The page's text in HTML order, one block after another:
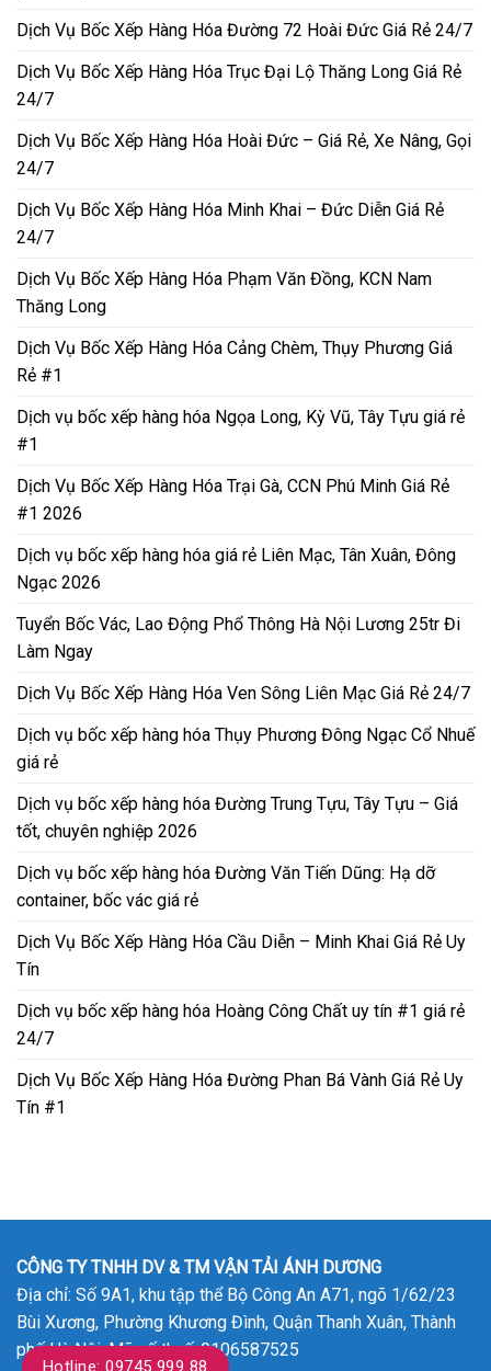
Dịch Vụ Bốc Xếp Hàng Hóa Đường 72 Hoài Đức Giá Rẻ 24/7
Dịch Vụ Bốc Xếp Hàng Hóa Trục Đại Lộ Thăng Long Giá Rẻ
24/7
Dịch Vụ Bốc Xếp Hàng Hóa Hoài Đức – Giá Rẻ, Xe Nâng, Gọi
24/7
Dịch Vụ Bốc Xếp Hàng Hóa Minh Khai – Đức Diễn Giá Rẻ
24/7
Dịch Vụ Bốc Xếp Hàng Hóa Phạm Văn Đồng, KCN Nam
Thăng Long
Dịch Vụ Bốc Xếp Hàng Hóa Cảng Chèm, Thụy Phương Giá
Rẻ #1
Dịch vụ bốc xếp hàng hóa Ngọa Long, Kỳ Vũ, Tây Tựu giá rẻ
#1
Dịch Vụ Bốc Xếp Hàng Hóa Trại Gà, CCN Phú Minh Giá Rẻ
#1 2026
Dịch vụ bốc xếp hàng hóa giá rẻ Liên Mạc, Tân Xuân, Đông
Ngạc 2026
Tuyển Bốc Vác, Lao Động Phổ Thông Hà Nội Lương 25tr Đi
Làm Ngay
Dịch Vụ Bốc Xếp Hàng Hóa Ven Sông Liên Mạc Giá Rẻ 24/7
Dịch vụ bốc xếp hàng hóa Thụy Phương Đông Ngạc Cổ Nhuế
giá rẻ
Dịch vụ bốc xếp hàng hóa Đường Trung Tựu, Tây Tựu – Giá
tốt, chuyên nghiệp 2026
Dịch vụ bốc xếp hàng hóa Đường Văn Tiến Dũng: Hạ dỡ
container, bốc vác giá rẻ
Dịch Vụ Bốc Xếp Hàng Hóa Cầu Diễn – Minh Khai Giá Rẻ Uy
Tín
Dịch vụ bốc xếp hàng hóa Hoàng Công Chất uy tín #1 giá rẻ
24/7
Dịch Vụ Bốc Xếp Hàng Hóa Đường Phan Bá Vành Giá Rẻ Uy
Tín #1
CÔNG TY TNHH DV & TM VẬN TẢI ÁNH DƯƠNG
Địa chỉ: Số 9A1, khu tập thể Bộ Công An A71, ngõ 1/62/23
Bùi Xương, Phường Khương Đình, Quận Thanh Xuân, Thành
phố Hà Nội. Mã số thuế: 0106587525
Hotline: 09745 999 88